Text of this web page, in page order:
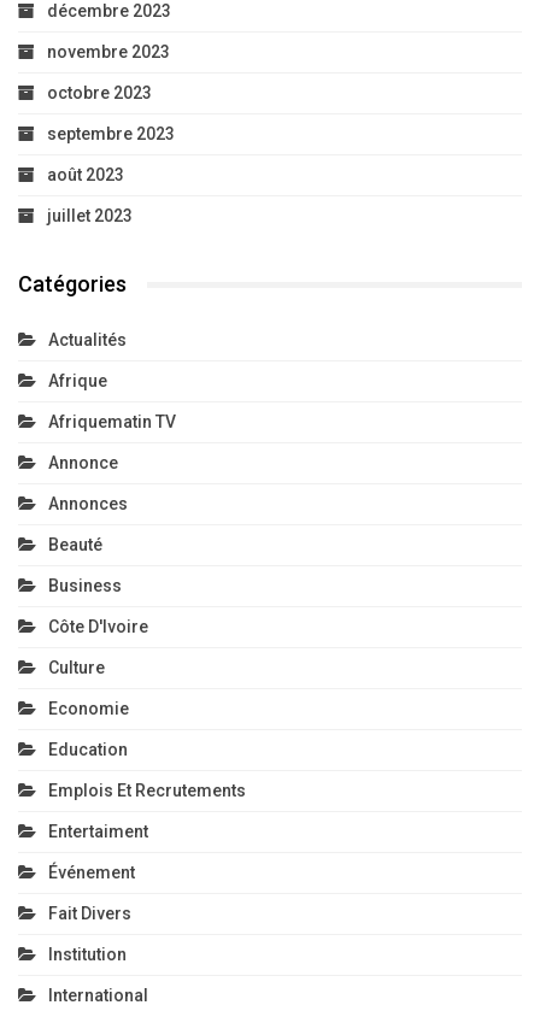
décembre 2023
novembre 2023
octobre 2023
septembre 2023
août 2023
juillet 2023
Catégories
Actualités
Afrique
Afriquematin TV
Annonce
Annonces
Beauté
Business
Côte D'Ivoire
Culture
Economie
Education
Emplois Et Recrutements
Entertaiment
Événement
Fait Divers
Institution
International